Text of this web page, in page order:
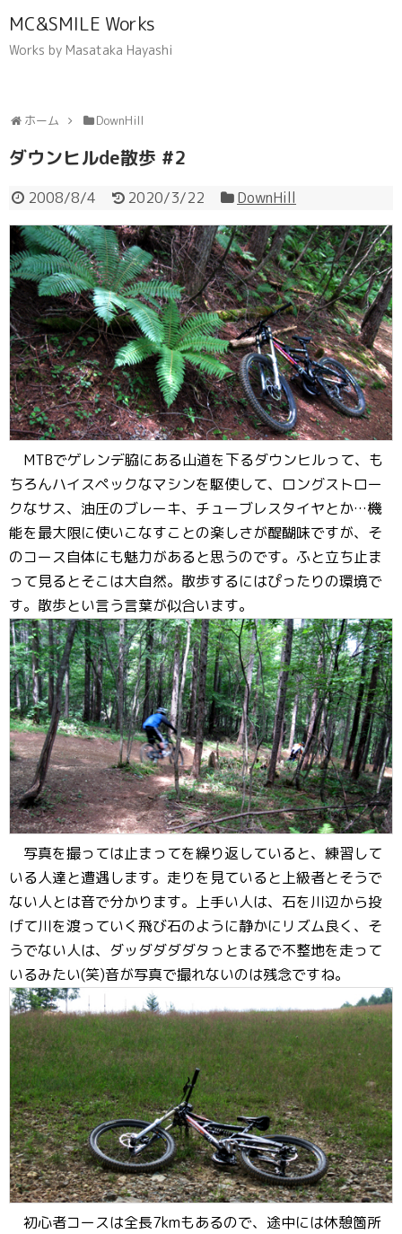
MC&SMILE Works
Works by Masataka Hayashi
ホーム DownHill
ダウンヒルde散歩 #2
2008/8/4 2020/3/22 DownHill
MTBでゲレンデ脇にある山道を下るダウンヒルって、も
ちろんハイスペックなマシンを駆使して、ロングストロー
クなサス、油圧のブレーキ、チューブレスタイヤとか…機
能を最大限に使いこなすことの楽しさが醍醐味ですが、そ
のコース自体にも魅力があると思うのです。ふと立ち止ま
って見るとそこは大自然。散歩するにはぴったりの環境で
す。散歩とい言う言葉が似合います。
写真を撮っては止まってを繰り返していると、練習して
いる人達と遭遇します。走りを見ていると上級者とそうで
ない人とは音で分かります。上手い人は、石を川辺から投
げて川を渡っていく飛び石のように静かにリズム良く、そ
うでない人は、ダッダダダダタっとまるで不整地を走って
いるみたい(笑)音が写真で撮れないのは残念ですね。
初心者コースは全長7kmもあるので、途中には休憩箇所